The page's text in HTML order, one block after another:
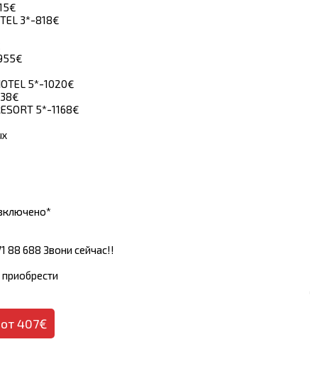
3*-818€
5*-1020€
5*-1168€
88 688 Звони сейчас!!
от 407€